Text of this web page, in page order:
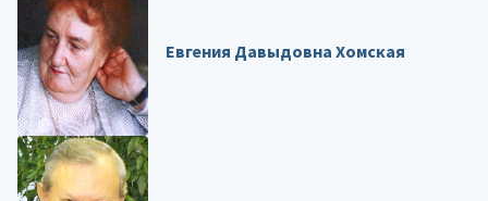
Евгения Давыдовна Хомская